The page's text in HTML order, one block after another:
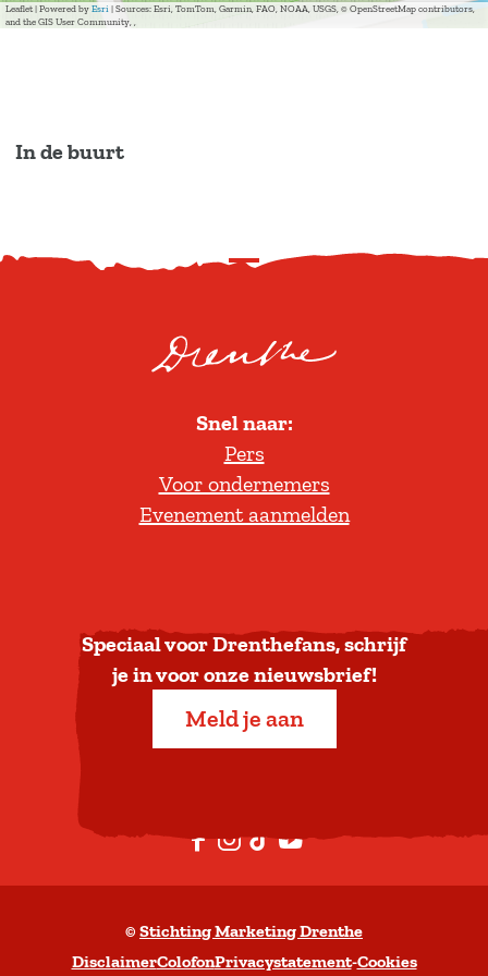
In de buurt
Leaflet | Powered by Esri | Sources: Esri, TomTom, Garmin, FAO, NOAA, USGS, © OpenStreetMap contributors,
and the GIS User Community, ,
S
o
l
t
e
r
a
a
b
n
Snel naar:
Pers
Voor ondernemers
Evenement aanmelden
Speciaal voor Drenthefans, schrijf
je in voor onze nieuwsbrief!
Meld je aan
F
a
e
I
n
t
T
i
T
Y
o
t
© Stichting Marketing Drenthe
DisclaimerColofonPrivacystatement-Cookies